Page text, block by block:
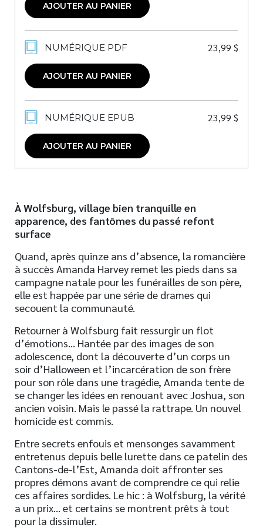
AJOUTER AU PANIER
NUMÉRIQUE PDF 23,99 $
AJOUTER AU PANIER
NUMÉRIQUE EPUB 23,99 $
AJOUTER AU PANIER
À Wolfsburg, village bien tranquille en
apparence, des fantômes du passé refont
surface
Quand, après quinze ans d’absence, la romancière
à succès Amanda Harvey remet les pieds dans sa
campagne natale pour les funérailles de son père,
elle est happée par une série de drames qui
secouent la communauté.
Retourner à Wolfsburg fait ressurgir un flot
d’émotions… Hantée par des images de son
adolescence, dont la découverte d’un corps un
soir d’Halloween et l’incarcération de son frère
pour son rôle dans une tragédie, Amanda tente de
se changer les idées en renouant avec Joshua, son
ancien voisin. Mais le passé la rattrape. Un nouvel
homicide est commis.
Entre secrets enfouis et mensonges savamment
entretenus depuis belle lurette dans ce patelin des
Cantons-de-l’Est, Amanda doit affronter ses
propres démons avant de comprendre ce qui relie
ces affaires sordides. Le hic : à Wolfsburg, la vérité
a un prix… et certains se montrent prêts à tout
pour la dissimuler.